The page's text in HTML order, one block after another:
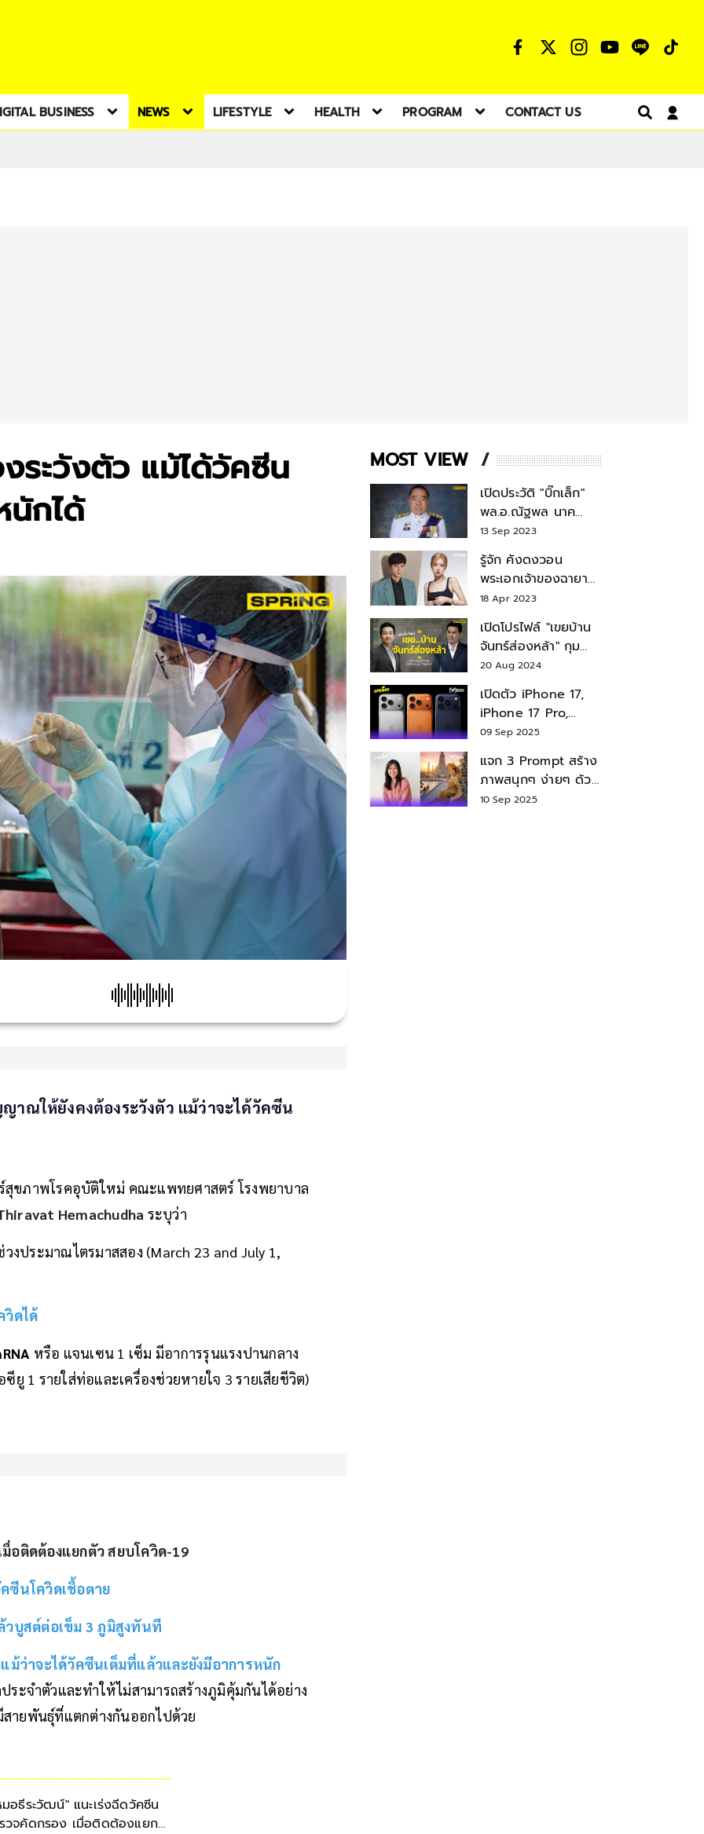
BUSINESS NEWS LIFESTYLE HEALTH PROGRAM CONTACT US
ระวังตัว แม้ได้วัคซีน
นักได้
าณให้ยังคงต้องระวังตัว แม้ว่าจะได้วัคซีน
ขภาพโรคอุบัติใหม่ คณะแพทยศาสตร์ โรงพยาบาล
Hemachudha ระบุว่า
งประมาณไตรมาสสอง (March 23 and July 1,
วิดได้
หรือ แจนเซน 1 เซ็ม มีอาการรุนแรงปานกลาง
ยู 1 รายใส่ท่อและเครื่องช่วยหายใจ 3 รายเสียชีวิต)
อติดต้องแยกตัว สยบโควิด-19
ซีนโควิดเชื้อตาย
บูสต์ต่อเข็ม 3 ภูมิสูงทันที
ว่าจะได้วัคซีนเต็มที่แล้วและยังมีอาการหนัก
ะจำตัวและทำให้ไม่สามารถสร้างภูมิคุ้มกันได้อย่าง
ายพันธุ์ที่แตกต่างกันออกไปด้วย
อธีระวัฒน์" แนะเร่งฉีดวัคซีน
วจคัดกรอง เมื่อติดต้องแยก
MOST VIEW
เปิดประวัติ "บิ๊กเล็ก"
พล.อ.ณัฐพล นาค
พาณิชย์ จากเลขาฯ
สมช.-เลขาฯ
รมว.กลาโหม
13 Sep 2023
รู้จัก คังดงวอน
พระเอกเจ้าของฉายา
สมบัติแห่งชาติ หลังมี
18 Apr 2023
เปิดโปรไฟล์ "เขยบ้าน
จันทร์ส่องหล้า" กุม
บังเหียนธุรกิจตระกูล
"ชินวัตร"
20 Aug 2024
เปิดตัว iPhone 17,
iPhone 17 Pro,
iPhone 17 Air สเปค
09 Sep 2025
แจก 3 Prompt สร้าง
ภาพสนุกๆ ง่ายๆ ด้วย
Nano Banana ใน
10 Sep 2025